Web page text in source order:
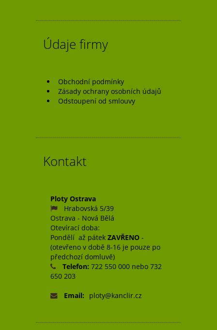
Údaje firmy
Obchodní podmínky
Zásady ochrany osobních údajů
Odstoupení od smlouvy
Kontakt
Ploty Ostrava
Hrabovská 5/39
Ostrava - Nová Bělá
Otevírací doba:
Pondělí až pátek ZAVŘENO -
(otevřeno v době 8-16 je pouze po
předchozí domluvě)
Telefon: 722 550 000 nebo 732
650 203
Email: ploty@kanclir.cz